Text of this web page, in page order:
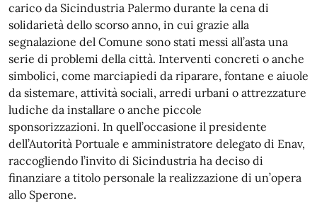
carico da Sicindustria Palermo durante la cena di
solidarietà dello scorso anno, in cui grazie alla
segnalazione del Comune sono stati messi all’asta una
serie di problemi della città. Interventi concreti o anche
simbolici, come marciapiedi da riparare, fontane e aiuole
da sistemare, attività sociali, arredi urbani o attrezzature
ludiche da installare o anche piccole
sponsorizzazioni. In quell’occasione il presidente
dell’Autorità Portuale e amministratore delegato di Enav,
raccogliendo l’invito di Sicindustria ha deciso di
finanziare a titolo personale la realizzazione di un’opera
allo Sperone.